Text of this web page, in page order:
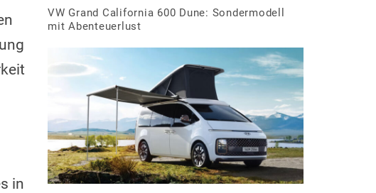
in
VW Grand California 600 Dune: Sondermodell
mit Abenteuerlust